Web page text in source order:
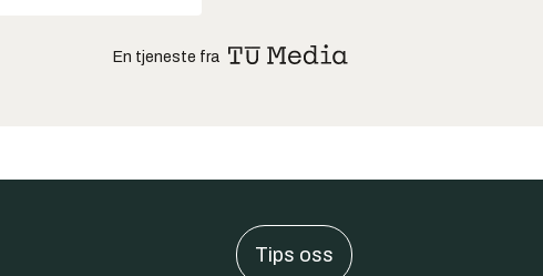
En tjeneste fra
Tips oss